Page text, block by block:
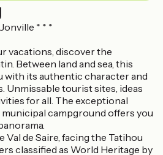
* * *
vacations, discover the
Between land and sea, this
with its authentic character and
Unmissable tourist sites, ideas
for all. The exceptional
municipal campground offers you
Val de Saire, facing the Tatihou
classified as World Heritage by